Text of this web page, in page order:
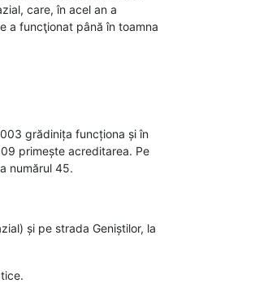
care, în acel an a
a funcţionat până în toamna
grădinița funcționa și în
primește acreditarea. Pe
numărul 45.
și pe strada Geniștilor, la